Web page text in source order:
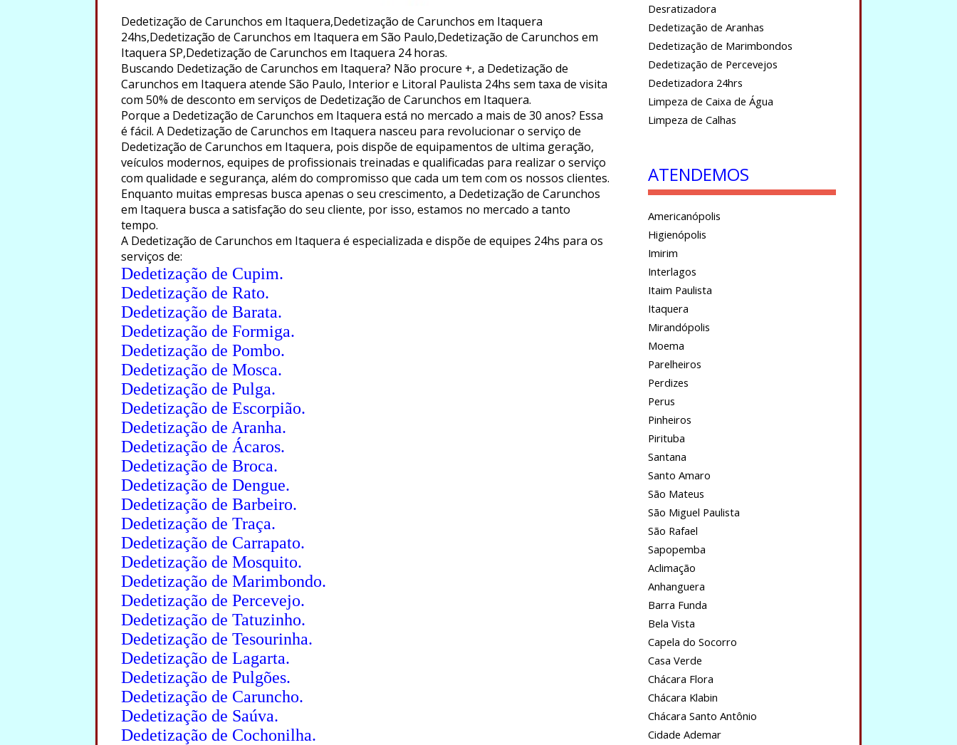
Dedetização de Carunchos em Itaquera,Dedetização de Carunchos em Itaquera
24hs,Dedetização de Carunchos em Itaquera em São Paulo,Dedetização de Carunchos em
Itaquera SP,Dedetização de Carunchos em Itaquera 24 horas.
Buscando Dedetização de Carunchos em Itaquera? Não procure +, a Dedetização de
Carunchos em Itaquera atende São Paulo, Interior e Litoral Paulista 24hs sem taxa de visita
com 50% de desconto em serviços de Dedetização de Carunchos em Itaquera.
Porque a Dedetização de Carunchos em Itaquera está no mercado a mais de 30 anos? Essa
é fácil. A Dedetização de Carunchos em Itaquera nasceu para revolucionar o serviço de
Dedetização de Carunchos em Itaquera, pois dispõe de equipamentos de ultima geração,
veículos modernos, equipes de profissionais treinadas e qualificadas para realizar o serviço
com qualidade e segurança, além do compromisso que cada um tem com os nossos clientes.
Enquanto muitas empresas busca apenas o seu crescimento, a Dedetização de Carunchos
em Itaquera busca a satisfação do seu cliente, por isso, estamos no mercado a tanto
tempo.
A Dedetização de Carunchos em Itaquera é especializada e dispõe de equipes 24hs para os
serviços de:
Dedetização de Cupim.
Dedetização de Rato.
Dedetização de Barata.
Dedetização de Formiga.
Dedetização de Pombo.
Dedetização de Mosca.
Dedetização de Pulga.
Dedetização de Escorpião.
Dedetização de Aranha.
Dedetização de Ácaros.
Dedetização de Broca.
Dedetização de Dengue.
Dedetização de Barbeiro.
Dedetização de Traça.
Dedetização de Carrapato.
Dedetização de Mosquito.
Dedetização de Marimbondo.
Dedetização de Percevejo.
Dedetização de Tatuzinho.
Dedetização de Tesourinha.
Dedetização de Lagarta.
Dedetização de Pulgões.
Dedetização de Caruncho.
Dedetização de Saúva.
Dedetização de Cochonilha.
Desratizadora
Dedetização de Aranhas
Dedetização de Marimbondos
Dedetização de Percevejos
Dedetizadora 24hrs
Limpeza de Caixa de Água
Limpeza de Calhas
ATENDEMOS
Americanópolis
Higienópolis
Imirim
Interlagos
Itaim Paulista
Itaquera
Mirandópolis
Moema
Parelheiros
Perdizes
Perus
Pinheiros
Pirituba
Santana
Santo Amaro
São Mateus
São Miguel Paulista
São Rafael
Sapopemba
Aclimação
Anhanguera
Barra Funda
Bela Vista
Capela do Socorro
Casa Verde
Chácara Flora
Chácara Klabin
Chácara Santo Antônio
Cidade Ademar